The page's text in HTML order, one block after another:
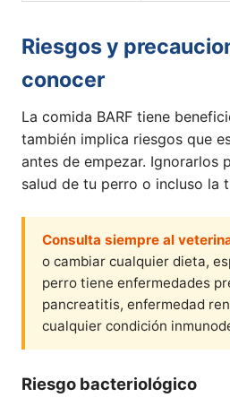
Riesgos y
conocer
La comida BARF tiene
también implica riesgos que
antes de empezar. Ignorarlos
salud de tu perro o incluso la
Consulta siempre al
o cambiar cualquier dieta,
perro tiene enfermedades
pancreatitis, enfermedad
cualquier condición
Riesgo bacteriológico